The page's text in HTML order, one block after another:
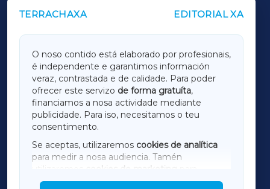
TERRACHAXA EDITORIAL XA
O noso contido está elaborado por profesionais,
é independente e garantimos información
veraz, contrastada e de calidade. Para poder
ofrecer este servizo de forma gratuíta,
financiamos a nosa actividade mediante
publicidade. Para iso, necesitamos o teu
consentimento.
Se aceptas, utilizaremos cookies de analítica
para medir a nosa audiencia. Tamén
utilizaremos
cookies de marketing
mostrar publicidade de terceiros.
OUTROS PERIÓDICOS
LUGOXA
TERRACHAXA
AMARIÑAXA